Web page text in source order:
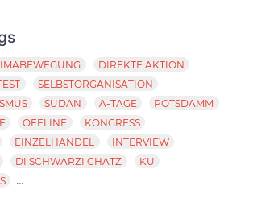
DIREKTE AKTION
SELBSTORGANISATION
SUDAN A-TAGE
POTSDAMM
OFFLINE
KONGRESS
EINZELHANDEL
INTERVIEW
DI SCHWARZI CHATZ
KU
...